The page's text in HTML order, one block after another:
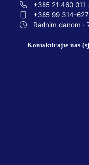
+385 21 460 011
+385 99 314-
Radnim danom ·
Kontaktirajte nas